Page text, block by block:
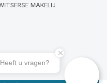
MAKELIJ
u vragen?